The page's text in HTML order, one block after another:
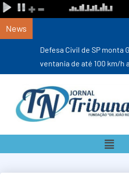
News
Defesa Civil de SP monta Gabinete
ventania de até 100 km/h a partir